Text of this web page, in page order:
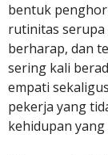
bentuk
rutinitas
berharap, dan
sering kali
empati
pekerja yang
kehidupan